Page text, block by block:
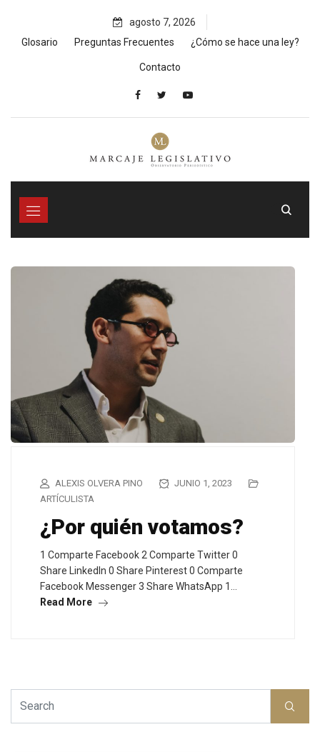
content
agosto 7, 2026
Glosario
Preguntas Frecuentes ¿Cómo se hace una ley?
Contacto
ALEXIS OLVERA PINO
JUNIO 1, 2023
ARTÍCULISTA
¿Por quién votamos?
1 Comparte Facebook 2 Comparte Twitter 0
Share LinkedIn 0 Share Pinterest 0 Comparte
Facebook Messenger 3 Share WhatsApp 1…
Read More